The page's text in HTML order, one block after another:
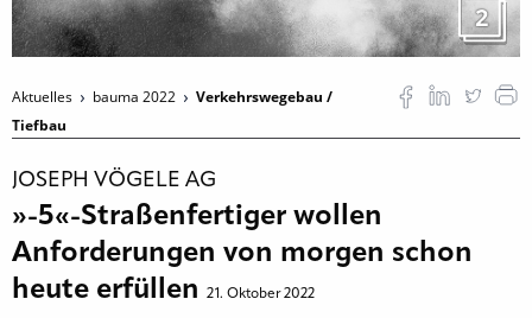
2
Aktuelles bauma 2022
Verkehrswegebau /
Tiefbau
JOSEPH VÖGELE AG
»-5«-Straßenfertiger wollen
Anforderungen von morgen schon
heute erfüllen
21. Oktober 2022